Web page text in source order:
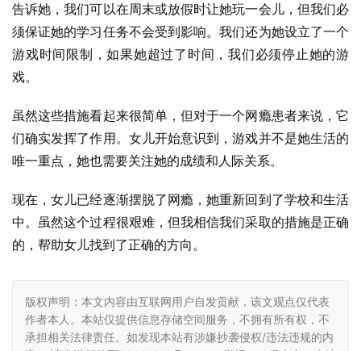
告诉她，我们可以在周末或放假时让她玩一会儿，但我们必
须保证她的学习任务不会受到影响。我们还为她设立了一个
游戏时间限制，如果她超过了时间，我们必须停止她的游
戏。
虽然这些措施看起来很简单，但对于一个网瘾患者来说，它
们确实发挥了作用。女儿开始意识到，游戏并不是她生活的
唯一重点，她也需要关注她的成绩和人际关系。
现在，女儿已经逐渐摆脱了网瘾，她重新回到了学校和生活
中。虽然这个过程很艰难，但我相信我们采取的措施是正确
的，帮助女儿找到了正确的方向。
版权声明：本文内容由互联网用户自发贡献，该文观点仅代表
作者本人。本站仅提供信息存储空间服务，不拥有所有权，不
承担相关法律责任。如发现本站有涉嫌抄袭侵权/违法违规的内